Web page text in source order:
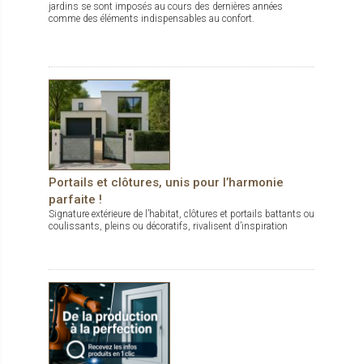
jardins se sont imposés au cours des dernières années
comme des éléments indispensables au confort.
Portails et clôtures, unis pour l’harmonie
parfaite !
Signature extérieure de l’habitat, clôtures et portails battants ou
coulissants, pleins ou décoratifs, rivalisent d’inspiration